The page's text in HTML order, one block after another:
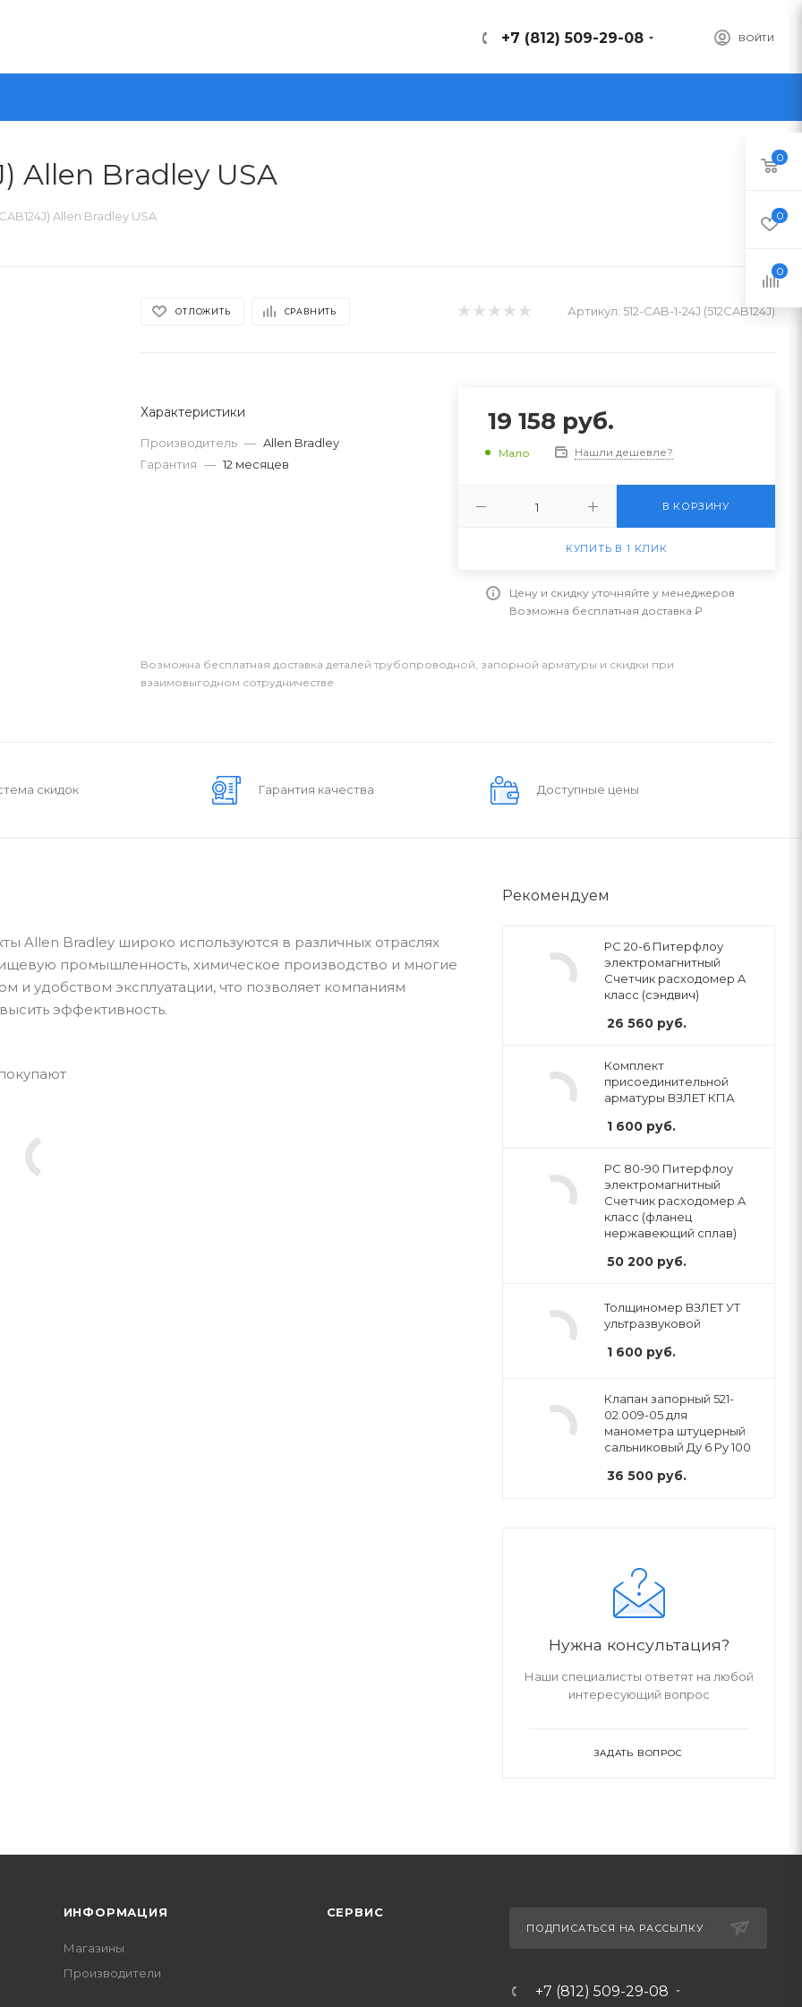
ВОЙТИ
+7 (812) 509-29-08
Allen Bradley USA
Allen Bradley USA
ОТЛОЖИТЬ СРАВНИТЬ Артикул: 512-CAB-1-24J (512CAB124J)
Характеристики
Производитель — Allen Bradley
Гарантия — 12 месяцев
19 158 руб.
Мало Нашли дешевле?
В КОРЗИНУ
КУПИТЬ В 1 КЛИК
Цену и скидку уточняйте у менеджеров
Возможна бесплатная доставка ₽
Возможна бесплатная доставка деталей трубопроводной, запорной арматуры и скидки при
взаимовыгодном сотрудничестве
скидок Гарантия качества Доступные цены
Allen Bradley широко используются в различных отраслях
промышленность, химическое производство и многие
и удобством эксплуатации, что позволяет компаниям
эффективность.
Рекомендуем
РС 20-6 Питерфлоу
электромагнитный
Счетчик расходомер A
класс (сэндвич)
26 560 руб.
Комплект
присоединительной
арматуры ВЗЛЕТ КПА
1 600 руб.
РС 80-90 Питерфлоу
электромагнитный
Счетчик расходомер A
класс (фланец
нержавеющий сплав)
50 200 руб.
Толщиномер ВЗЛЕТ УТ
ультразвуковой
1 600 руб.
Клапан запорный 521-
02.009-05 для
манометра штуцерный
сальниковый Ду 6 Py 100
36 500 руб.
Нужна консультация?
Наши специалисты ответят на любой
интересующий вопрос
ЗАДАТЬ ВОПРОС
ИНФОРМАЦИЯ
Магазины
Производители
СЕРВИС
ПОДПИСАТЬСЯ НА РАССЫЛКУ
+7 (812) 509-29-08
0
0
0